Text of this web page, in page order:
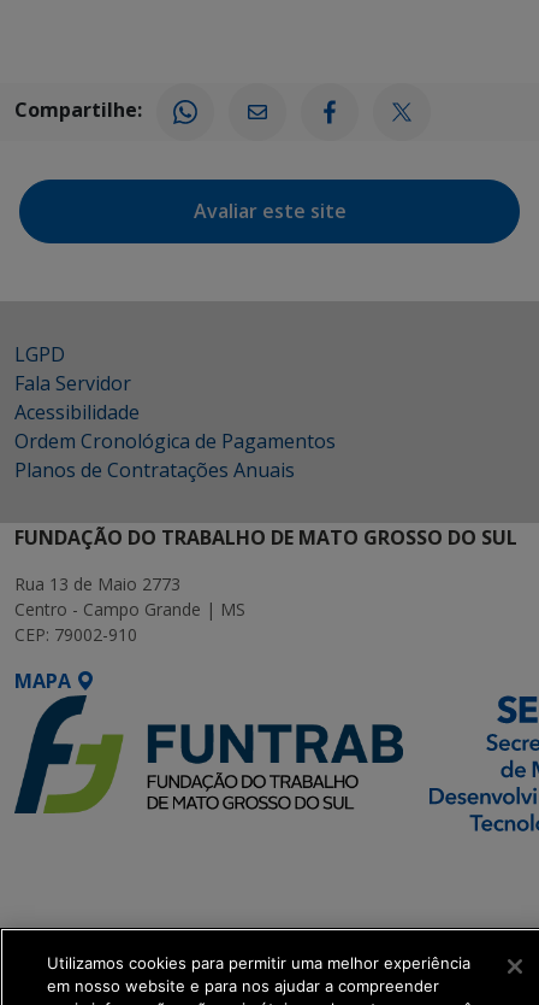
Compartilhe:
Avaliar este site
LGPD
Fala Servidor
Acessibilidade
Ordem Cronológica de Pagamentos
Planos de Contratações Anuais
FUNDAÇÃO DO TRABALHO DE MATO GROSSO DO SUL
Rua 13 de Maio 2773
Centro - Campo Grande | MS
CEP: 79002-910
MAPA
Transformação Digital
get_footer();
Utilizamos cookies para permitir uma melhor experiência
em nosso website e para nos ajudar a compreender